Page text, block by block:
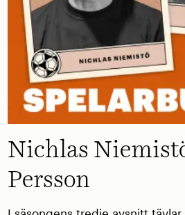
Nichlas
Persson